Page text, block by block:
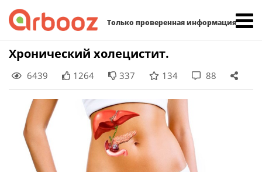
Только проверенная информация
Skip
content
Хронический холецистит.
6439 1264 337 134 88
Найти: